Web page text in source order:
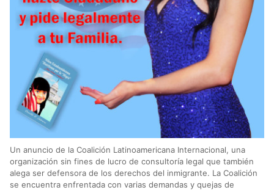
Un anuncio de la Coalición Latinoamericana Internacional, una
organización sin fines de lucro de consultoría legal que también
alega ser defensora de los derechos del inmigrante. La Coalición
se encuentra enfrentada con varias demandas y quejas de